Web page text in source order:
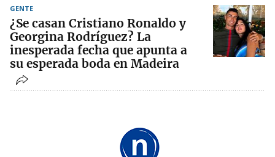
GENTE
¿Se casan Cristiano Ronaldo y
Georgina Rodríguez? La
inesperada fecha que apunta a
su esperada boda en Madeira